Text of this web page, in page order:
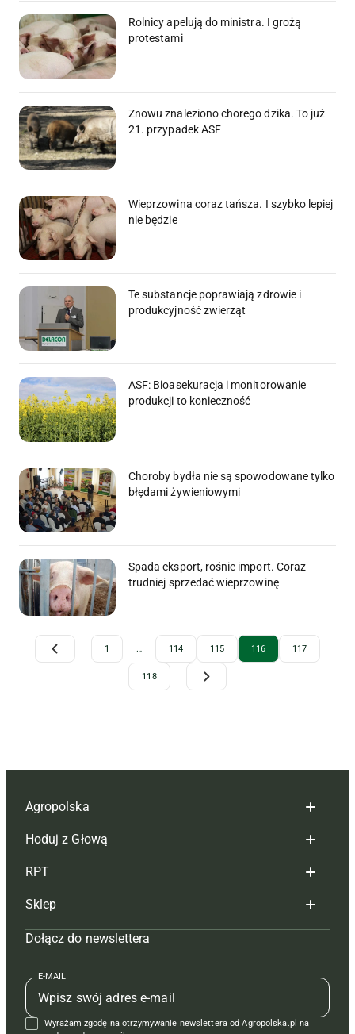
Rolnicy apelują do ministra. I grożą
protestami
Znowu znaleziono chorego dzika. To już
21. przypadek ASF
Wieprzowina coraz tańsza. I szybko lepiej
nie będzie
Te substancje poprawiają zdrowie i
produkcyjność zwierząt
ASF: Bioasekuracja i monitorowanie
produkcji to konieczność
Choroby bydła nie są spowodowane tylko
błędami żywieniowymi
Spada eksport, rośnie import. Coraz
trudniej sprzedać wieprzowinę
Archive Pagination
1 … 114 115 116 117
118
Agropolska
Redakcja
Reklama
Tagi
Mapa serwisu
Kontakt
Regulamin
Hoduj z Głową
Hoduj z głową bydło
Hoduj z głową świnie
Prenumerata
Redakcja
Kontakt
RPT
Redakcja
Prenumerata
Reklama
Kontakt
Sklep
Czasopisma i prenumerata
Książki
Regulamin
Dołącz do newslettera
E-MAIL
Wyrażam zgodę na otrzymywanie newslettera od Agropolska.pl na